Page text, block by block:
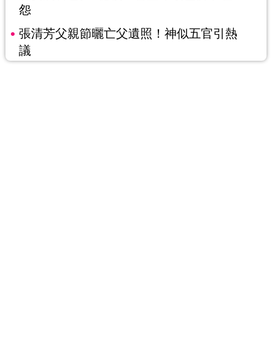
怨
張清芳父親節曬亡父遺照！神似五官引熱
議